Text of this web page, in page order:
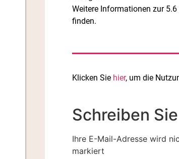
Weitere Informationen zur
finden.
Klicken Sie hier, um die
Schreiben
Ihre E-Mail-Adresse wird
markiert